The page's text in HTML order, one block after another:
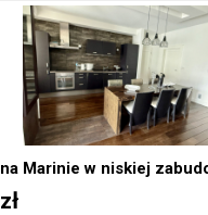
Marinie w niskiej